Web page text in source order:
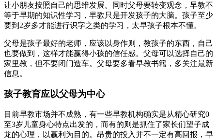
让小朋友按照自己的思维发展。同时父母要转变观念，早教不
等于早期的知识性学习，早教只是开发孩子的大脑。孩子至少
要到2岁多才能进行识字之类的学习，太早孩子根本不懂。
父母是孩子最好的老师，应该以身作则，教孩子的东西，自己
也要做到，这样才能赢得小孩的信任感。父母可以选择自己的
家里教，但不要闭门造车。父母要多看早教书籍，多关注最新
信息。
孩子教育应以父母为中心
目前早教市场并不成熟，有一些早教机构确实是从精心研究0
至3岁儿童身心特点出发的，而有的则是抓住了家长们望子成
龙的心理，以赢利为目的。昂贵的投入并不一定有高回报，早